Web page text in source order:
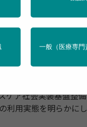
人女性1万人にア
看護学研究科の大田え
ケア社会実装基盤整
利用実態を明らかに
一般（医療専門